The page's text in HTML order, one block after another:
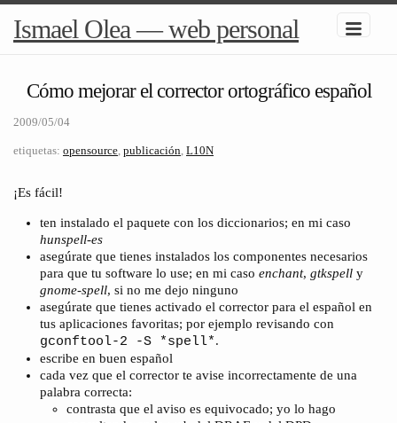
Ismael Olea — web personal
Cómo mejorar el corrector ortográfico español
2009/05/04
etiquetas: opensource, publicación, L10N
¡Es fácil!
ten instalado el paquete con los diccionarios; en mi caso
hunspell-es
asegúrate que tienes instalados los componentes necesarios
para que tu software lo use; en mi caso enchant, gtkspell y
gnome-spell, si no me dejo ninguno
asegúrate que tienes activado el corrector para el español en
tus aplicaciones favoritas; por ejemplo revisando con
gconftool-2 -S *spell*.
escribe en buen español
cada vez que el corrector te avise incorrectamente de una
palabra correcta:
contrasta que el aviso es equivocado; yo lo hago